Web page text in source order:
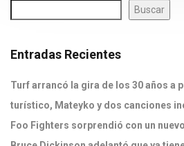
Buscar
Entradas Recientes
Turf arrancó la gira de los 30 años a
turístico, Mateyko y dos canciones
Foo Fighters sorprendió con un